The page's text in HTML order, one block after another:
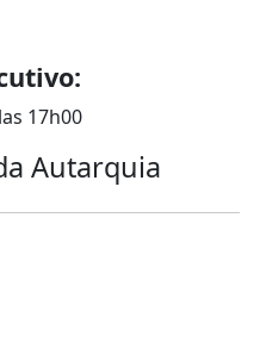
17h00
Autarquia